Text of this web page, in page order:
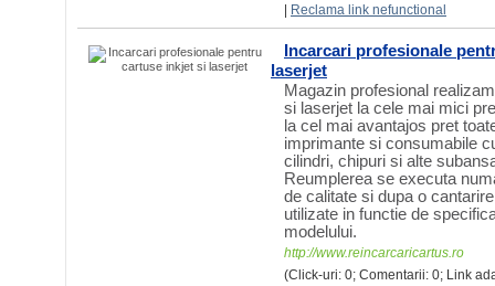
Reclama link nefunctional
Incarcari profesionale
laserjet
Magazin profesional
si laserjet la cele mai mici
la cel mai avantajos pret
imprimante si consumabile
cilindri, chipuri si alte
Reumplerea se executa
de calitate si dupa o
utilizate in functie de
modelului.
http://www.reincarcaricartus.ro
(Click-uri: 0; Comentarii: 0; Link